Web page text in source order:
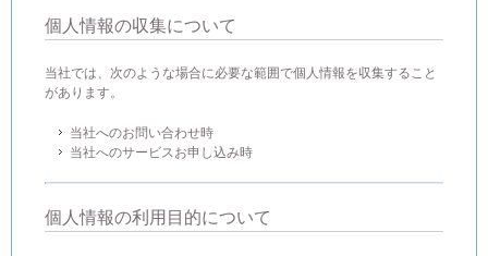
個人情報の収集について
当社では、次のような場合に必要な範囲で個人情報を収集すること
があります。
当社へのお問い合わせ時
当社へのサービスお申し込み時
個人情報の利用目的について